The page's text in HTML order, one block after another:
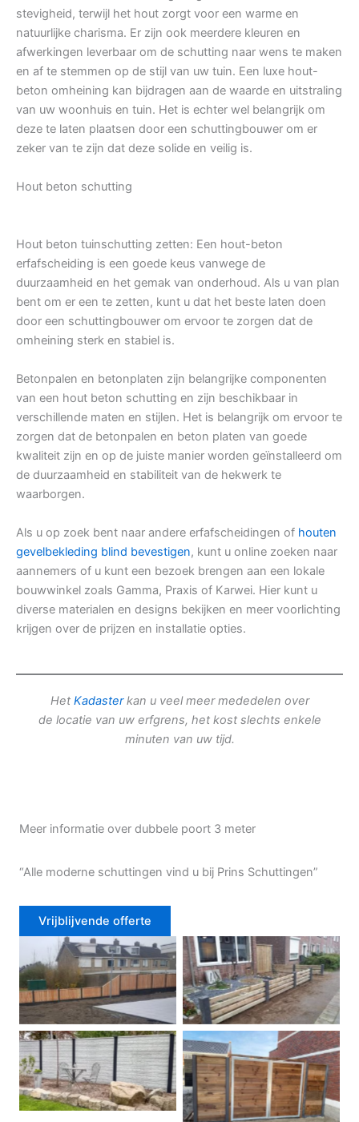
stevigheid, terwijl het hout zorgt voor een warme en
natuurlijke charisma. Er zijn ook meerdere kleuren en
afwerkingen leverbaar om de schutting naar wens te maken
en af te stemmen op de stijl van uw tuin. Een luxe hout-
beton omheining kan bijdragen aan de waarde en uitstraling
van uw woonhuis en tuin. Het is echter wel belangrijk om
deze te laten plaatsen door een schuttingbouwer om er
zeker van te zijn dat deze solide en veilig is.
Hout beton schutting
Hout beton tuinschutting zetten: Een hout-beton
erfafscheiding is een goede keus vanwege de
duurzaamheid en het gemak van onderhoud. Als u van plan
bent om er een te zetten, kunt u dat het beste laten doen
door een schuttingbouwer om ervoor te zorgen dat de
omheining sterk en stabiel is.
Betonpalen en betonplaten zijn belangrijke componenten
van een hout beton schutting en zijn beschikbaar in
verschillende maten en stijlen. Het is belangrijk om ervoor te
zorgen dat de betonpalen en beton platen van goede
kwaliteit zijn en op de juiste manier worden geïnstalleerd om
de duurzaamheid en stabiliteit van de hekwerk te
waarborgen.
Als u op zoek bent naar andere erfafscheidingen of houten
gevelbekleding blind bevestigen, kunt u online zoeken naar
aannemers of u kunt een bezoek brengen aan een lokale
bouwwinkel zoals Gamma, Praxis of Karwei. Hier kunt u
diverse materialen en designs bekijken en meer voorlichting
krijgen over de prijzen en installatie opties.
Het Kadasterkan u veel meer mededelen over
de locatie van uw erfgrens, het kost slechts enkele
minuten van uw tijd.
Meer informatie over dubbele poort 3 meter
“Alle moderne schuttingen vind u bij Prins Schuttingen”
Vrijblijvende offerte
Douglas schutting Tuinhek voortuin
Betonschutting
Dubbele poort